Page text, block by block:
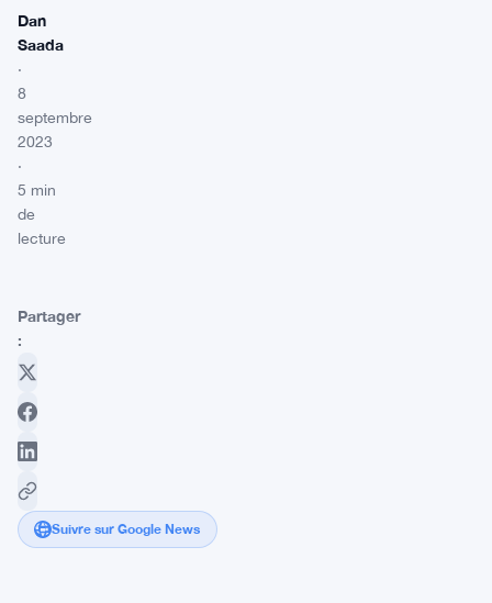
Dan
Saada
·
8
septembre
2023
·
5 min
de
lecture
Partager
:
Suivre sur Google News